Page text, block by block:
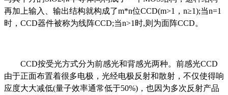
再加上输入、输出结构就构成了m*n位CCD(m>1，n≥1);当n=1
时，CCD器件被称为线阵CCD;当n>1时,则为面阵CCD。
CCD按受光方式分为前感光和背感光两种。前感光CCD
由于正面布置着很多电极，光经电极反射和散射，不仅使得响
应度大大减低(量子效率通常低于50%)，也因为多次反射产品